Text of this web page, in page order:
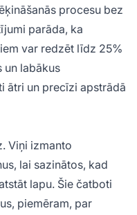
procesu bez
parāda, ka
var redzēt līdz 25%
un labākus
ātri un precīzi apstrādā
Viņi izmanto
lai sazinātos, kad
lapu. Šie čatboti
piemēram, par